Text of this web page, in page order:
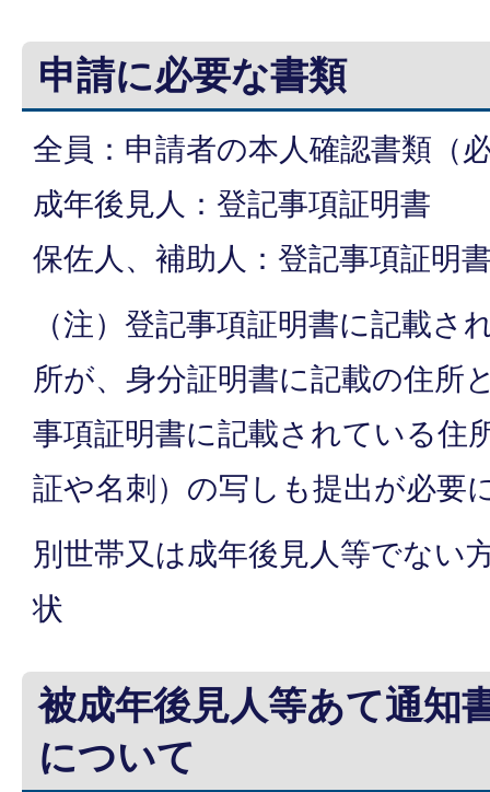
申請に必要な書類
全員：申請者の本人確認書類（
成年後見人：登記事項証明書
保佐人、補助人：登記事項証明
（注）登記事項証明書に記載さ
所が、身分証明書に記載の住所
事項証明書に記載されている住
証や名刺）の写しも提出が必要
別世帯又は成年後見人等でない
状
被成年後見人等あて通知
について